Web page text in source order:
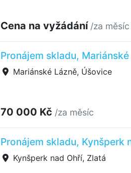
Cena na vyžádání /za měsíc
Pronájem skladu,
Mariánské Lázně, Úšovice
70 000 Kč /za měsíc
Pronájem skladu, Kynšperk
Kynšperk nad Ohří, Zlatá